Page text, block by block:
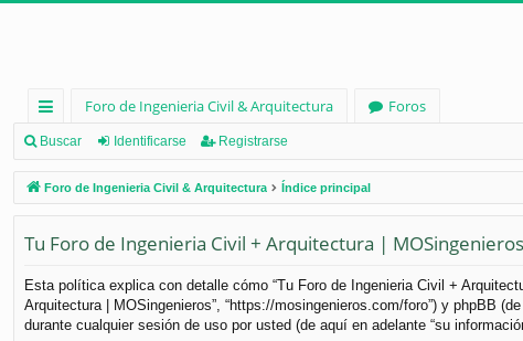
nl
ac
es
rá
pi
d
Foro de Ingenieria Civil & Arquitectura
Foros
Buscar Identificarse Registrarse
Foro de Ingenieria Civil & Arquitectura Índice principal
Tu Foro de Ingenieria Civil + Arquitectura |
Esta política explica con detalle cómo “Tu Foro de Ingenieria Civil +
Arquitectura | MOSingenieros”, “https://mosingenieros.com/foro”) y phpBB
durante cualquier sesión de uso por usted (de aquí en adelante “su